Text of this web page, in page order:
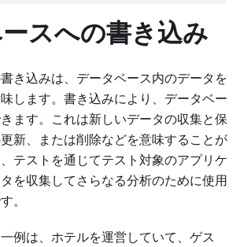
スへの書き込み
き込みは、データベース内のデータを
します。書き込みにより、データベー
ます。これは新しいデータの収集と保
新、または削除などを意味することが
テストを通じてテスト対象のアプリケ
を収集してさらなる分析のために使用
。
例は、ホテルを運営していて、ゲス